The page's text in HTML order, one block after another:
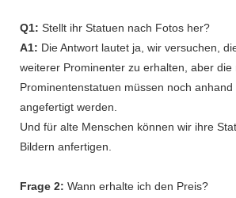
Q1: Stellt ihr Statuen nach Fotos her?
A1: Die Antwort lautet ja, wir versuchen,
weiterer Prominenter zu erhalten, aber die
Prominentenstatuen müssen noch
angefertigt werden.
Und für alte Menschen können wir ihre
Bildern anfertigen.
Frage 2: Wann erhalte ich den Preis?